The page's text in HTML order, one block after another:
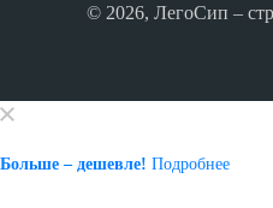
© 2026, ЛегоСип –
Больше – дешевле! Подробнее